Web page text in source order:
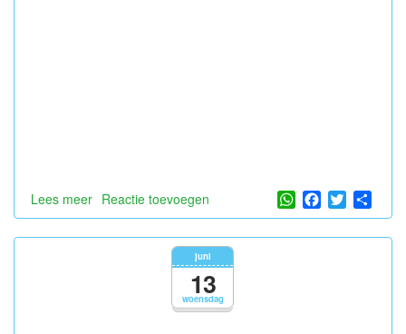
Lees meer over
Gelukkige
verjaardag
Reactie toevoegen WhatsApp
Facebook
Twitter
woensdag
juni
13